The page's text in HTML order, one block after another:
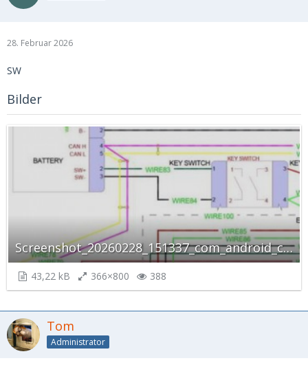
28. Februar 2026
SW
Bilder
Screenshot_20260228_151337_com_android_chrome_ChromeTabbedActivity_autoscaled.jpg
43,22 kB 366×800 388
Tom
Administrator